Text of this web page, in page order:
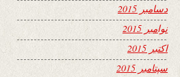
دسامبر 2015
نوامبر 2015
اکتبر 2015
سپتامبر 2015